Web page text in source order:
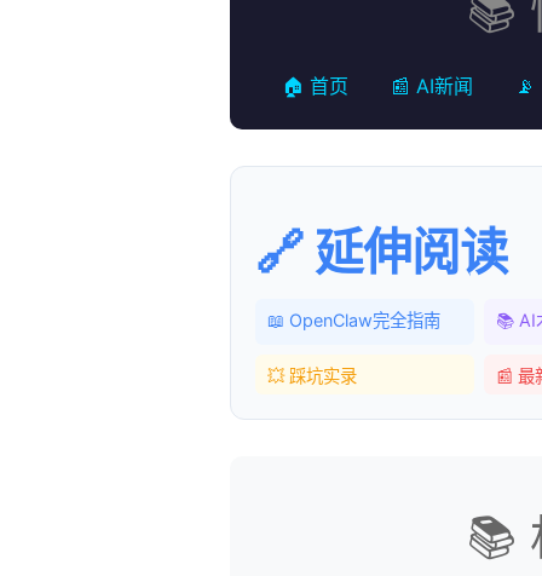
🏠 首页 📰 AI新闻
🔗 延伸阅读
📖 OpenClaw完全指南 📚 AI
💥 踩坑实录 📰 最
📚